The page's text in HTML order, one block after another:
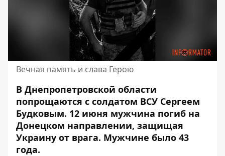
Вечная память и слава Герою
В Днепропетровской области
попрощаются с солдатом ВСУ Сергеем
Будковым. 12 июня мужчина погиб на
Донецком направлении, защищая
Украину от врага. Мужчине было 43
года.